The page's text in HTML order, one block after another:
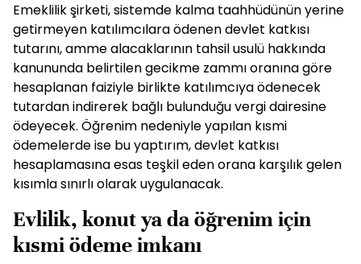
Emeklilik şirketi, sistemde kalma taahhüdünün yerine
getirmeyen katılımcılara ödenen devlet katkısı
tutarını, amme alacaklarının tahsil usulü hakkında
kanununda belirtilen gecikme zammı oranına göre
hesaplanan faiziyle birlikte katılımcıya ödenecek
tutardan indirerek bağlı bulunduğu vergi dairesine
ödeyecek. Öğrenim nedeniyle yapılan kısmi
ödemelerde ise bu yaptırım, devlet katkısı
hesaplamasına esas teşkil eden orana karşılık gelen
kısımla sınırlı olarak uygulanacak.
Evlilik, konut ya da öğrenim için
kısmi ödeme imkanı